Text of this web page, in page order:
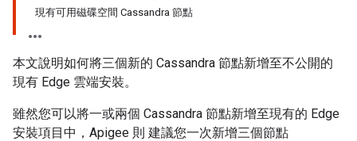
現有可用磁碟空間 Cassandra 節點
本文說明如何將三個新的 Cassandra 節點新增至不公開的
現有 Edge 雲端安裝。
雖然您可以將一或兩個 Cassandra 節點新增至現有的 Edge
安裝項目中，Apigee 則 建議您一次新增三個節點